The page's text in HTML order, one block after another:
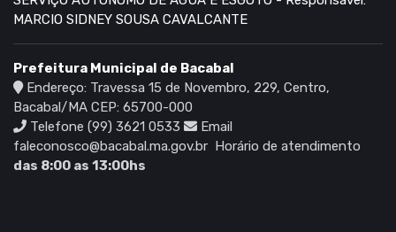
MARCIO SIDNEY SOUSA CAVALCANTE
Prefeitura Municipal de Bacabal
Endereço: Travessa 15 de Novembro, 229, Centro,
Bacabal/MA CEP: 65700-000
Telefone (99) 3621 0533
Email
faleconosco@bacabal.ma.gov.br
Horário de atendimento
das 8:00 as 13:00hs